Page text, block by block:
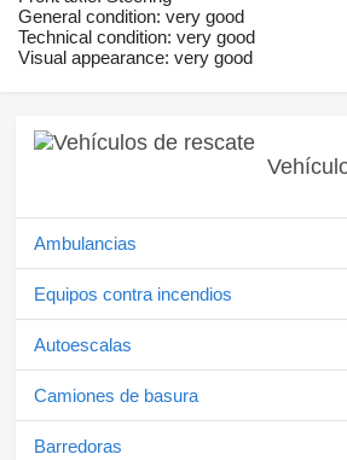
General condition: very good
Technical condition: very good
Visual appearance: very good
Ambulancias
Equipos contra incendios
Autoescalas
Camiones de basura
Barredoras